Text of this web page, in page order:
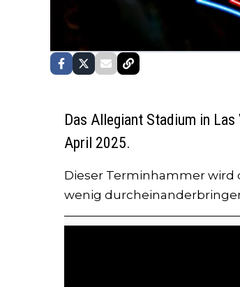
Das Allegiant Stadium in
April 2025.
Dieser Terminhammer wird
wenig